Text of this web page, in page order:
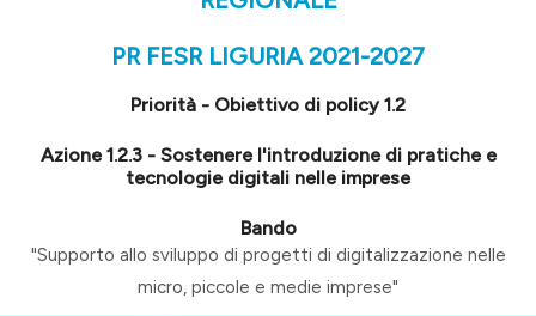
PR FESR LIGURIA 2021-2027
Priorità - Obiettivo di policy 1.2
Azione 1.2.3 - Sostenere l'introduzione di pratiche e
tecnologie digitali nelle imprese
Bando
"Supporto allo sviluppo di progetti di digitalizzazione nelle
micro, piccole e medie imprese"